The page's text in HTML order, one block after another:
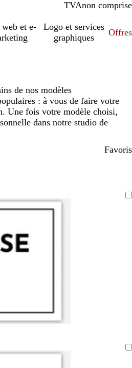
TVAcomprise
non comprise
web et e-
Logo et services
graphiques
Offres
de nos modèles
: à vous de faire votre
Une fois votre modèle choisi,
dans notre studio de
Favoris